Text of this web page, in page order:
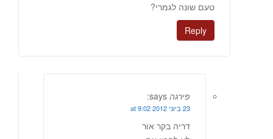
טעם שונה לגמרי?
Reply
פירגה says:
23 ביוני 2012 at 9:02
דריה בקר אור